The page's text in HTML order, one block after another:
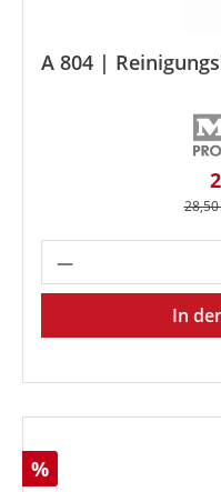
A 804 |
28,50
Produkt
In
Rabatt
%